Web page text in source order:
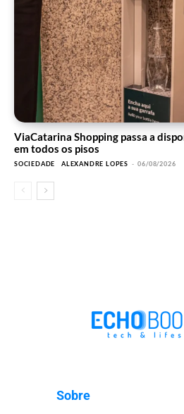
ViaCatarina Shopping passa a
em todos os pisos
SOCIEDADE ALEXANDRE LOPES - 06/08/2026
Sobre